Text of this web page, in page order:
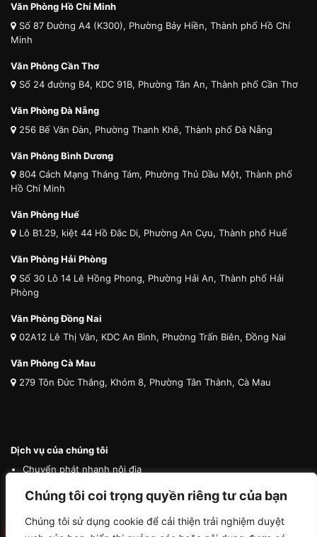
Chúng tôi coi trọng quyền riêng tư của bạn
Chúng tôi sử dụng cookie để cải thiện trải nghiệm duyệt
Văn Phòng Hồ Chí Minh
Số 87 Đường A4 (K300), Phường Bảy Hiền, Thành phố Hồ Chí
Minh
Văn Phòng Cần Thơ
Số 24 đường B4, KDC 91B, Phường Tân An, Thành phố Cần Thơ
Văn Phòng Đà Nẵng
256 Bế Văn Đàn, Phường Thanh Khê, Thành phố Đà Nẵng
Văn Phòng Bình Dương
804 Cách Mạng Tháng Tám, Phường Thủ Dầu Một, Thành phố
Hồ Chí Minh
Văn Phòng Huế
Lô B1.29, kiệt 44 Hồ Đắc Di, Phường An Cựu, Thành phố Huế
Văn Phòng Hải Phòng
Số 30 Lô 14 Lê Hồng Phong, Phường Hải An, Thành phố Hải
Phòng
Văn Phòng Đồng Nai
02A12 Lê Thị Vân, KDC An Bình, Phường Trấn Biên, Đồng Nai
Văn Phòng Cà Mau
279 Tôn Đức Thắng, Khóm 8, Phường Tân Thành, Cà Mau
Dịch vụ của chúng tôi
Chuyển phát nhanh nội địa
Chuyển phát nhanh quốc tế
Vận chuyển thú cưng